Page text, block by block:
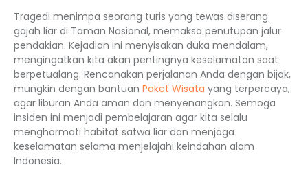
Tragedi menimpa seorang turis yang tewas diserang
gajah liar di Taman Nasional, memaksa penutupan jalur
pendakian. Kejadian ini menyisakan duka mendalam,
mengingatkan kita akan pentingnya keselamatan saat
berpetualang. Rencanakan perjalanan Anda dengan bijak,
mungkin dengan bantuan Paket Wisata yang terpercaya,
agar liburan Anda aman dan menyenangkan. Semoga
insiden ini menjadi pembelajaran agar kita selalu
menghormati habitat satwa liar dan menjaga
keselamatan selama menjelajahi keindahan alam
Indonesia.